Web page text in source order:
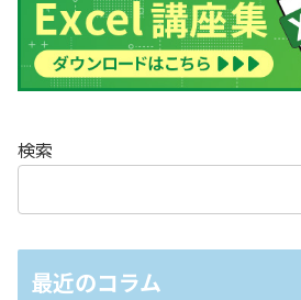
検索
最近のコラム